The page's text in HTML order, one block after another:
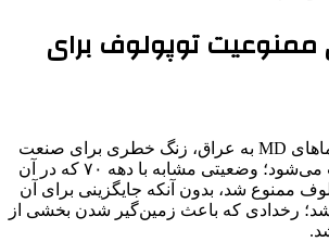
ممنوعیت توپولوف برای
ممنوعیت پرواز هواپیماهای MD به عراق، زنگ خطری برای صنعت
هوایی کشور محسوب می‌شود؛ وضعیتی مشابه با دهه ۷۰ که در آن
ممنوع شد، بدون آنکه جایگزینی برای آن
رخدادی که باعث زمین‌گیر شدن بخشی از